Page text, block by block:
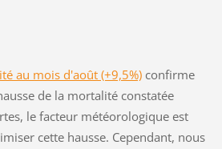
au mois d'août (+9,5%)confirme
de la mortalité constatée
le facteur météorologique est
cette hausse. Cependant, nous